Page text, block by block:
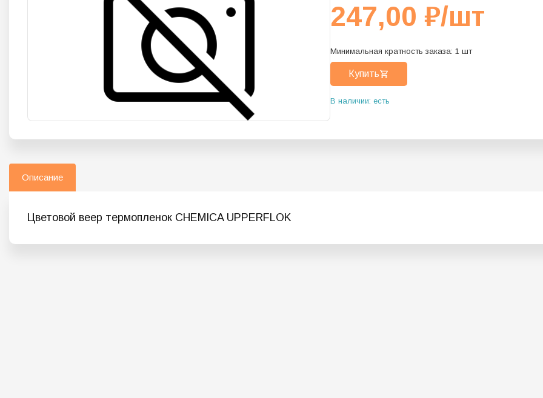
247,00 ₽/шт
Минимальная кратность заказа: 1 шт
Купить
В наличии: есть
Описание
Цветовой веер термопленок CHEMICA UPPERFLOK